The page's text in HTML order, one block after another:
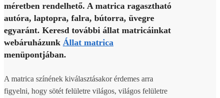
méretben rendelhető. A matrica ragasztható
autóra, laptopra, falra, bútorra, üvegre
egyaránt. Keresd további állat matricáinkat
webáruházunk Állat matrica
menüpontjában.
A matrica színének kiválasztásakor érdemes arra
figyelni, hogy sötét felületre világos, világos felületre